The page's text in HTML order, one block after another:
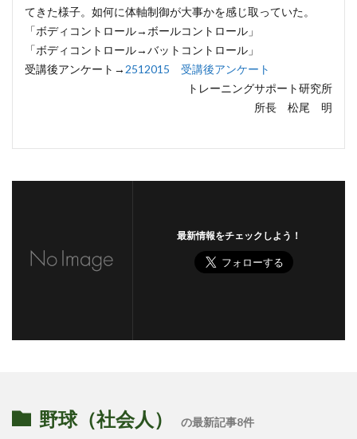
てきた様子。如何に体軸制御が大事かを感じ取っていた。
「ボディコントロール→ボールコントロール」
「ボディコントロール→バットコントロール」
受講後アンケート→ 2512015 受講後アンケート
トレーニングサポート研究所
所長 松尾 明
最新情報をチェックしよう！
野球（社会人） の最新記事8件